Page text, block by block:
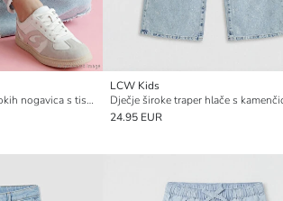
Djevojačke traperice širokih nogavica s tiskanim motivom Stitcha
LCW Kids
Dječje široke traper hlače s
24.95 EUR